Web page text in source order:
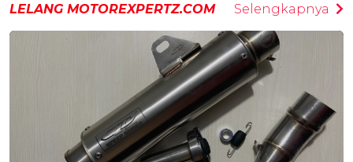
LELANG MOTOREXPERTZ.COM Selengkapnya